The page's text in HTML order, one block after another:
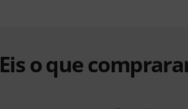
Eis o que